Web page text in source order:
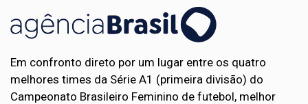
Em confronto direto por um lugar entre os quatro
melhores times da Série A1 (primeira divisão) do
Campeonato Brasileiro Feminino de futebol, melhor